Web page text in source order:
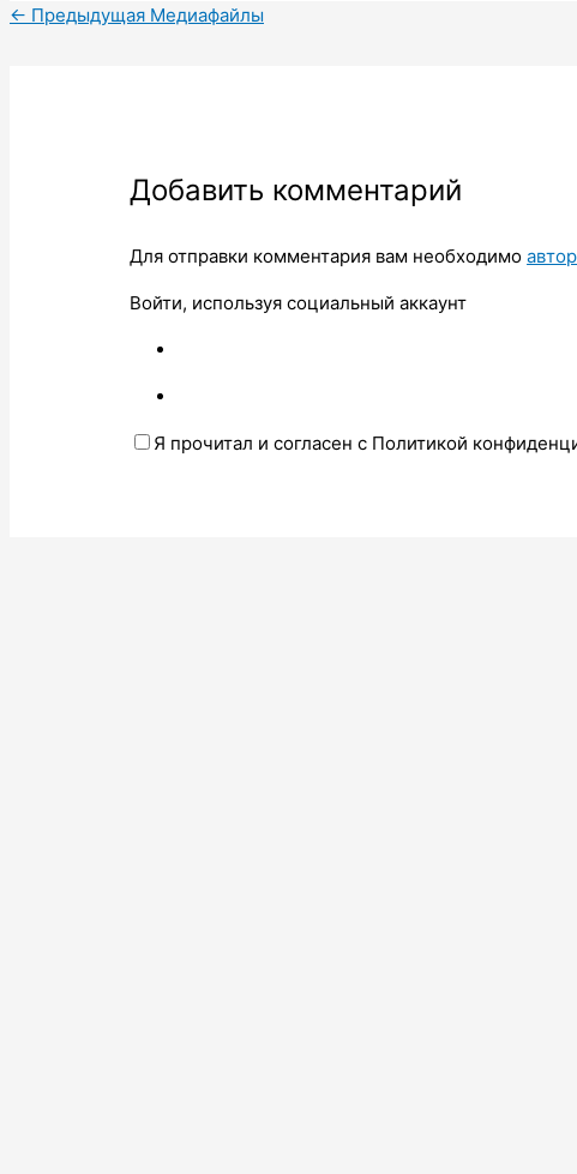
← Предыдущая Медиафайлы
Добавить комментарий
Для отправки комментария вам необходимо
Войти, используя социальный аккаунт
Я прочитал и согласен с Политикой